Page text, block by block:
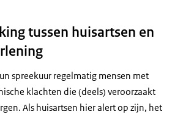
tussen huisartsen en
spreekuur regelmatig mensen met
klachten die (deels) veroorzaakt
Als huisartsen hier alert op zijn, het